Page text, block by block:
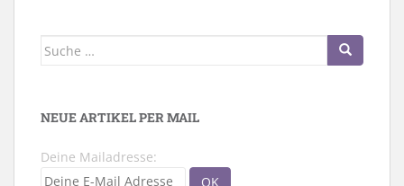
Suche
NEUE ARTIKEL PER MAIL
Deine Mailadresse: